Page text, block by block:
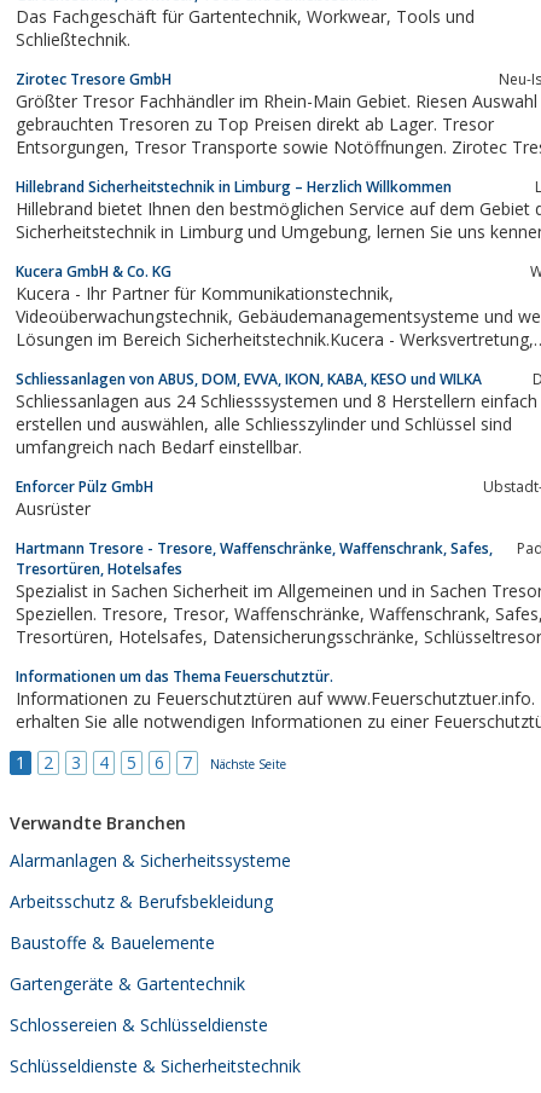
Das Fachgeschäft für Gartentechnik, Workwear, Tools und
Schließtechnik.
Zirotec Tresore GmbH Neu-
Größter Tresor Fachhändler im Rhein-Main Gebiet. Riesen
gebrauchten Tresoren zu Top Preisen direkt ab Lager. Tresor
Entsorgungen, Tresor Transporte sowie Notöffnungen. Zirotec Tresore
Hillebrand Sicherheitstechnik in Limburg – Herzlich Willkommen
Hillebrand bietet Ihnen den bestmöglichen Service auf dem Gebiet
Sicherheitstechnik in Limburg und Umgebung, lernen Sie uns
Kucera GmbH & Co. KG
Kucera - Ihr Partner für Kommunikationstechnik,
Videoüberwachungstechnik, Gebäudemanagementsysteme und weitere
Lösungen im Bereich Sicherheitstechnik.Kucera - Werksvertretung,
bptEdelstahltürstationenCCTV Produkte und Zubehör von
Schliessanlagen von ABUS, DOM, EVVA, IKON, KABA, KESO und WILKA
Schliessanlagen aus 24 Schliesssystemen und 8 Herstellern einfach
erstellen und auswählen, alle Schliesszylinder und Schlüssel sind
umfangreich nach Bedarf einstellbar.
Enforcer Pülz GmbH
Ausrüster
Hartmann Tresore - Tresore, Waffenschränke, Waffenschrank, Safes,
Tresortüren, Hotelsafes
Spezialist in Sachen Sicherheit im Allgemeinen und in Sachen
Speziellen. Tresore, Tresor, Waffenschränke, Waffenschrank, Safes,
Tresortüren, Hotelsafes, Datensicherungsschränke, Schlüsseltresore,
Wandtresor, Wandtresore,...
Informationen um das Thema Feuerschutztür.
Informationen zu Feuerschutztüren auf www.Feuerschutztuer.info.
erhalten Sie alle notwendigen Informationen zu einer
1
2 3 4 5 6 7 Nächste Seite
Verwandte Branchen
Alarmanlagen & Sicherheitssysteme
Arbeitsschutz & Berufsbekleidung
Baustoffe & Bauelemente
Gartengeräte & Gartentechnik
Schlossereien & Schlüsseldienste
Schlüsseldienste & Sicherheitstechnik